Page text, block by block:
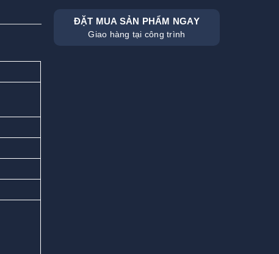
ĐẶT MUA SẢN PHẨM NGAY
Giao hàng tại công trình